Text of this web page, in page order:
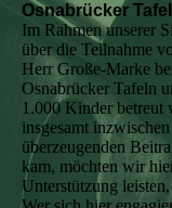
Osnabrücker
Im Rahmen unserer
über die Teilnahme
Herr Große-Marke
Osnabrücker Tafeln
1.000 Kinder betreut
insgesamt
überzeugenden
kam, möchten wir
Unterstützung